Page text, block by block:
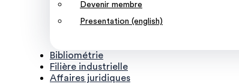
Devenir membre
Presentation (english)
Bibliométrie
Filière industrielle
Affaires juridiques